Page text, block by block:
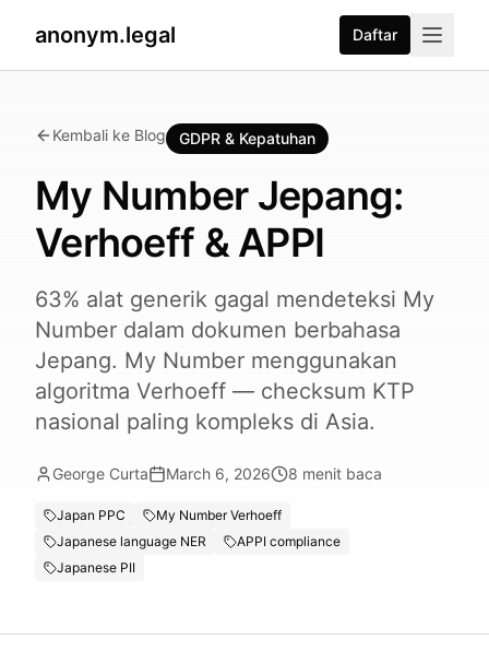
anonym.legal Daftar
Kembali ke Blog GDPR & Kepatuhan
My Number Jepang:
Verhoeff & APPI
63% alat generik gagal mendeteksi My
Number dalam dokumen berbahasa
Jepang. My Number menggunakan
algoritma Verhoeff — checksum KTP
nasional paling kompleks di Asia.
George Curta March 6, 2026 8 menit baca
Japan PPC
My Number Verhoeff
Japanese language NER
APPI compliance
Japanese PII